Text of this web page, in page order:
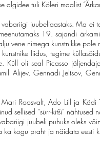
tuli Köleri maalist
juubeliaastaks. Ma
19. sajandi
vene nimega kunstnikke pole
liidus, tegime
Küll oli seal Picasso
Alijev, Gennadi Jeltsov,
Roosvalt, Ado Lill ja
sellised “sürr-kitši”
juubeli puhuks oleks
kogu praht ja näidata eesti